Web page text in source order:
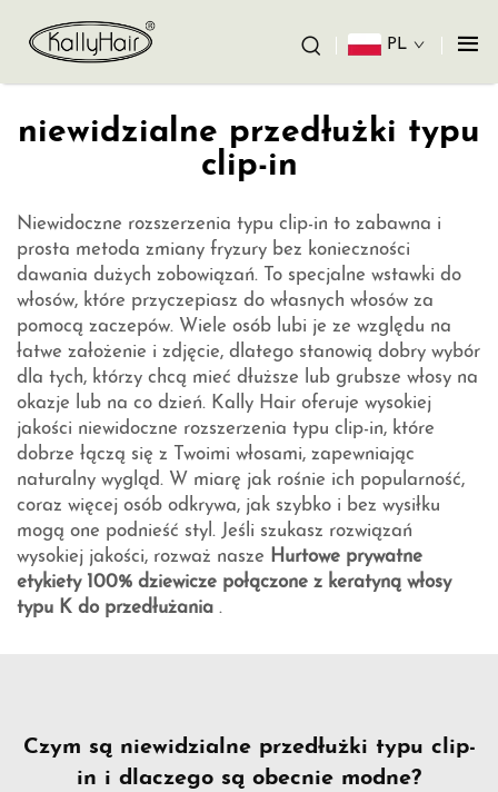
PL
niewidzialne przedłużki typu
clip-in
Niewidoczne rozszerzenia typu clip-in to zabawna i
prosta metoda zmiany fryzury bez konieczności
dawania dużych zobowiązań. To specjalne wstawki do
włosów, które przyczepiasz do własnych włosów za
pomocą zaczepów. Wiele osób lubi je ze względu na
łatwe założenie i zdjęcie, dlatego stanowią dobry wybór
dla tych, którzy chcą mieć dłuższe lub grubsze włosy na
okazje lub na co dzień. Kally Hair oferuje wysokiej
jakości niewidoczne rozszerzenia typu clip-in, które
dobrze łączą się z Twoimi włosami, zapewniając
naturalny wygląd. W miarę jak rośnie ich popularność,
coraz więcej osób odkrywa, jak szybko i bez wysiłku
mogą one podnieść styl. Jeśli szukasz rozwiązań
wysokiej jakości, rozważ nasze Hurtowe prywatne
etykiety 100% dziewicze połączone z keratyną włosy
typu K do przedłużania .
Czym są niewidzialne przedłużki typu clip-
in i dlaczego są obecnie modne?